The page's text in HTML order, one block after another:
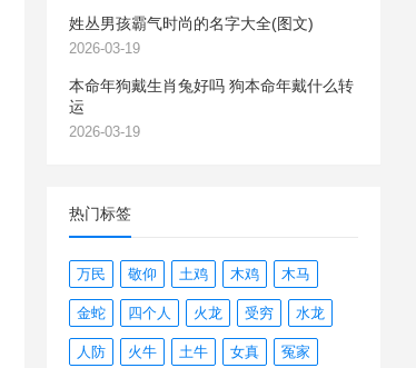
姓丛男孩霸气时尚的名字大全(图文)
2026-03-19
本命年狗戴生肖兔好吗 狗本命年戴什么转
运
2026-03-19
热门标签
万民 敬仰 土鸡 木鸡 木马
金蛇 四个人 火龙 受穷 水龙
人防 火牛 土牛 女真 冤家